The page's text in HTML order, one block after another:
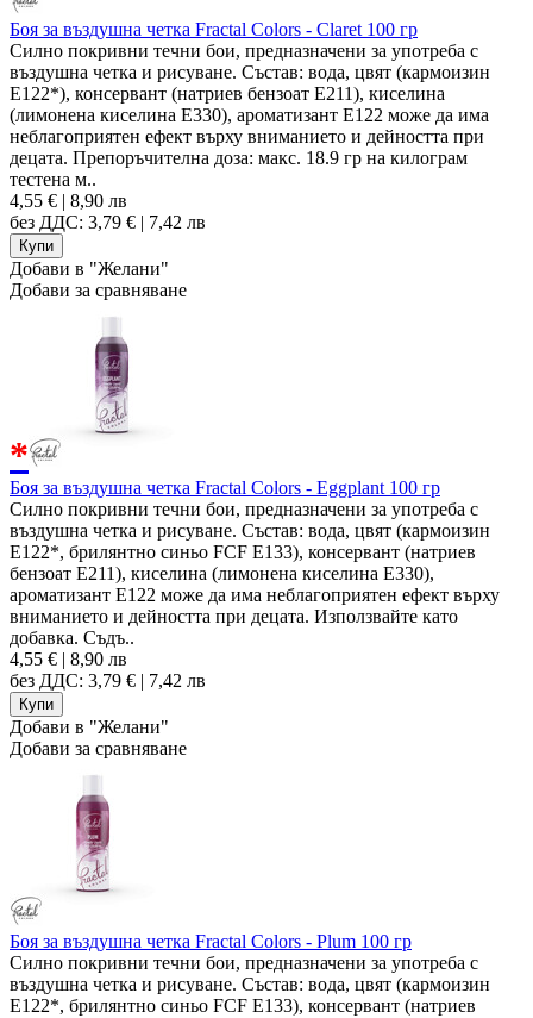
Боя за въздушна четка Fractal Colors - Claret 100 гр
Силно покривни течни бои, предназначени за употреба с
въздушна четка и рисуване. Състав: вода, цвят (кармоизин
E122*), консервант (натриев бензоат E211), киселина
(лимонена киселина E330), ароматизант Е122 може да има
неблагоприятен ефект върху вниманието и дейността при
децата. Препоръчителна доза: макс. 18.9 гр на килограм
тестена м..
4,55 € | 8,90 лв
без ДДС: 3,79 € | 7,42 лв
Добави в "Желани"
Добави за сравняване
*
Боя за въздушна четка Fractal Colors - Eggplant 100 гр
Силно покривни течни бои, предназначени за употреба с
въздушна четка и рисуване. Състав: вода, цвят (кармоизин
E122*, брилянтно синьо FCF E133), консервант (натриев
бензоат E211), киселина (лимонена киселина E330),
ароматизант Е122 може да има неблагоприятен ефект върху
вниманието и дейността при децата. Използвайте като
добавка. Съдъ..
4,55 € | 8,90 лв
без ДДС: 3,79 € | 7,42 лв
Добави в "Желани"
Добави за сравняване
Боя за въздушна четка Fractal Colors - Plum 100 гр
Силно покривни течни бои, предназначени за употреба с
въздушна четка и рисуване. Състав: вода, цвят (кармоизин
E122*, брилянтно синьо FCF E133), консервант (натриев